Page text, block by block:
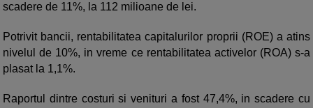
scadere de 11%, la 112 milioane de lei.
Potrivit bancii, rentabilitatea capitalurilor proprii (ROE) a atins
nivelul de 10%, in vreme ce rentabilitatea activelor (ROA) s-a
plasat la 1,1%.
Raportul dintre costuri si venituri a fost 47,4%, in scadere cu